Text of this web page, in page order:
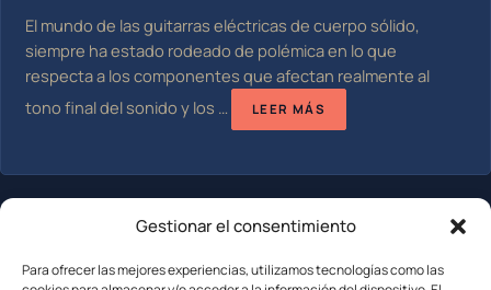
Gestionar el consentimiento
Para ofrecer las mejores experiencias, utilizamos tecnologías como las
El mundo de las guitarras eléctricas de cuerpo sólido,
siempre ha estado rodeado de polémica en lo que
respecta a los componentes que afectan realmente al
tono final del sonido y los …
LEER MÁS